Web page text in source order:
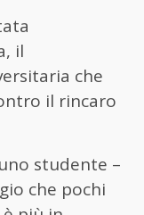
il
che
il rincaro
studente –
che pochi